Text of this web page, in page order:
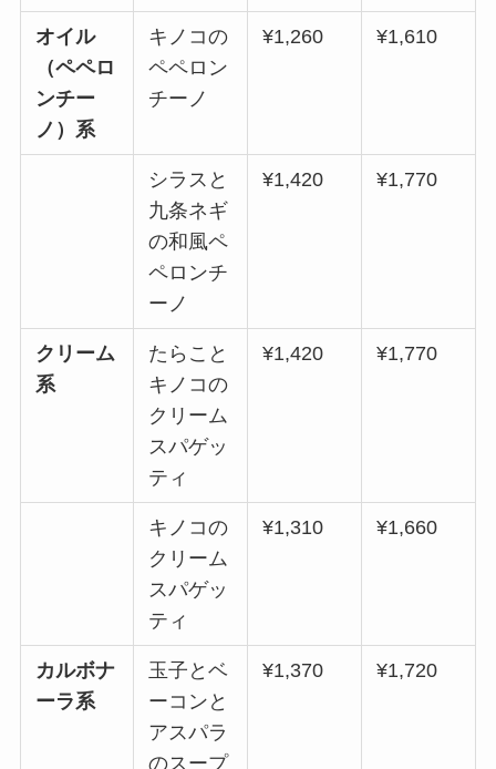
オイル
（ペペロ
ンチー
ノ）系
キノコの
ペペロン
チーノ
¥1,260 ¥1,610
シラスと
九条ネギ
の和風ペ
ペロンチ
ーノ
¥1,420 ¥1,770
クリーム
系
たらこと
キノコの
クリーム
スパゲッ
ティ
¥1,420 ¥1,770
キノコの
クリーム
スパゲッ
ティ
¥1,310 ¥1,660
カルボナ
ーラ系
玉子とベ
ーコンと
アスパラ
のスープ
¥1,370 ¥1,720